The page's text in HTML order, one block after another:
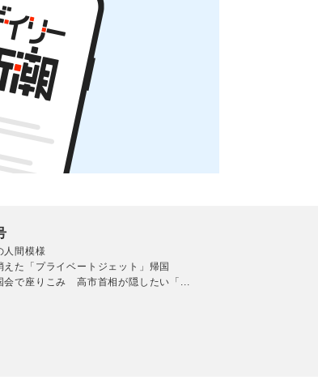
間模様
た「プライベートジェット」帰国
会で座りこみ 高市首相が隠したい「...